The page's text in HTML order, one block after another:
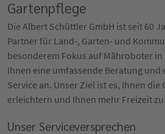
Gartenpflege
Die Albert Schüttler GmbH ist seit 60
Partner für Land-, Garten- und
besonderem Fokus auf Mähroboter
Ihnen eine umfassende Beratung und
Service an. Unser Ziel ist es, Ihnen die
erleichtern und Ihnen mehr Freizeit
Unser Serviceversprechen